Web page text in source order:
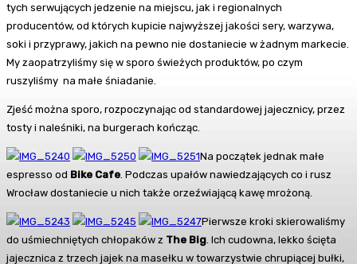
tych serwujących jedzenie na miejscu, jak i regionalnych
producentów, od których kupicie najwyższej jakości sery, warzywa,
soki i przyprawy, jakich na pewno nie dostaniecie w żadnym markecie.
My zaopatrzyliśmy się w sporo świeżych produktów, po czym
ruszyliśmy na małe śniadanie.
Zjeść można sporo, rozpoczynając od standardowej jajecznicy, przez
tosty i naleśniki, na burgerach kończąc.
Na początek jednak małe
espresso od Bike Cafe . Podczas upałów nawiedzających co i rusz
Wrocław dostaniecie u nich także orzeźwiającą kawę mrożoną.
Pierwsze kroki skierowaliśmy
do uśmiechniętych chłopaków z The Big . Ich cudowna, lekko ścięta
jajecznica z trzech jajek na masełku w towarzystwie chrupiącej bułki,